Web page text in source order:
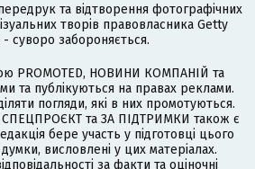
та відтворення фотографічних
творів правовласника Getty
суворо забороняється.
PROMOTED, НОВИНИ КОМПАНІЙ та
та публікуються на правах реклами.
погляди, які в них промотуються.
та ЗА ПІДТРИМКИ також є
бере участь у підготовці цього
думки, висловлені у цих матеріалах.
за факти та оціночні